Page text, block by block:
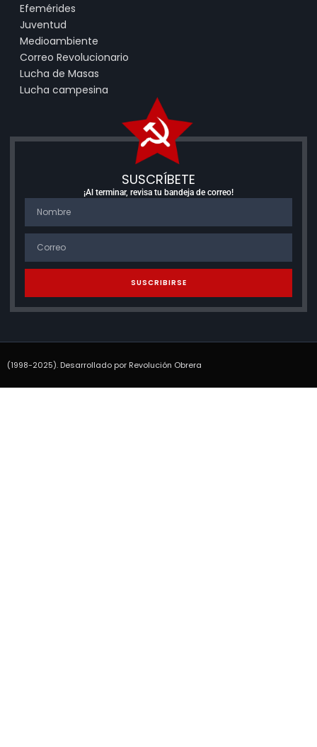
Efemérides
Juventud
Medioambiente
Correo Revolucionario
Lucha de Masas
Lucha campesina
SUSCRÍBETE
¡Al terminar, revisa tu bandeja de correo!
SUSCRIBIRSE
(1998-2025). Desarrollado por Revolución Obrera